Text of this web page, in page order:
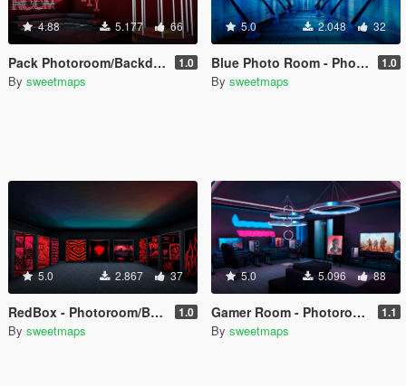
4.88 5.177 66
Pack Photoroom/Backdrop - [Add-On SP / FiveM] 1.0
By sweetmaps
5.0 2.048 32
Blue Photo Room - Photoroom/Backdrop [Add-On SP / FiveM] 1.0
By sweetmaps
5.0 2.867 37
RedBox - Photoroom/Backdrop [Add-On SP / FiveM] 1.0
By sweetmaps
5.0 5.096 88
Gamer Room - Photoroom/Backdrop [Add-On SP / FiveM] 1.1
By sweetmaps